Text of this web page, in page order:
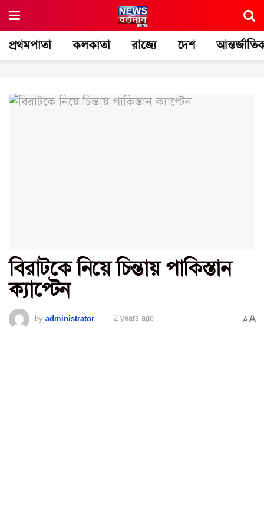
প্রথমপাতা কলকাতা রাজ্যে দেশ
বিরাটকে নিয়ে চিন্তায় পাকিস্তান
ক্যাপ্টেন
by administrator 2 years ago AA